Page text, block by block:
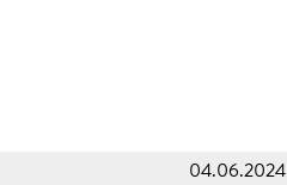
04.06.2024